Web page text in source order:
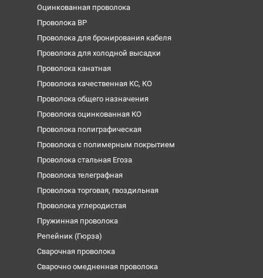
Оцинкованная проволока
Проволока ВР
Проволока для бронирования кабеля
Проволока для холодной высадки
Проволока канатная
Проволока качественная КС, КО
Проволока общего назначения
Проволока оцинкованная КО
Проволока полиграфическая
Проволока с полимерным покрытием
Проволока стальная Егоза
Проволока телеграфная
Проволока торговая, гвоздильная
Проволока углеродистая
Пружинная проволока
Репейник (Гюрза)
Сварочная проволока
Сварочно омедненная проволока